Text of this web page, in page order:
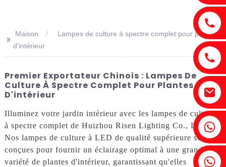
Fenia : +86 18607525299
Lierre : +86 18607522355
>> Maison
Lampes de culture à spectre complet pour plantes
d'intérieur
Premier Exportateur Chinois : Lampes De
Culture À Spectre Complet Pour Plantes
D'intérieur
Illuminez votre jardin intérieur avec les lampes de culture
à spectre complet de Huizhou Risen Lighting Co., Ltd.
Nos lampes de culture à LED de qualité supérieure sont
conçues pour fournir un éclairage optimal à une grande
variété de plantes d'intérieur, garantissant qu'elles